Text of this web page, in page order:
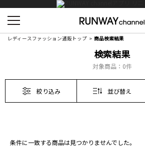
レディースファッション通販トップ 商品検索結果
検索結果
対象商品： 0件
絞り込み 並び替え
条件に一致する商品は見つかりませんでした。